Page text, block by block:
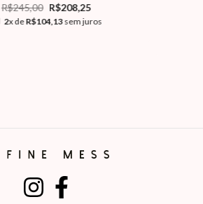
R$245,00 R$208,25
2x deR$104,13sem juros